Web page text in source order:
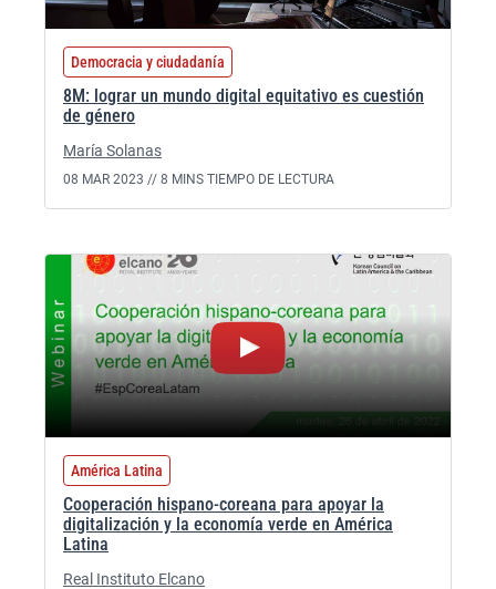
Democracia y ciudadanía
8M: lograr un mundo digital equitativo es cuestión
de género
María Solanas
08 MAR 2023 // 8 MINS TIEMPO DE LECTURA
América Latina
Cooperación hispano-coreana para apoyar la
digitalización y la economía verde en América
Latina
Real Instituto Elcano